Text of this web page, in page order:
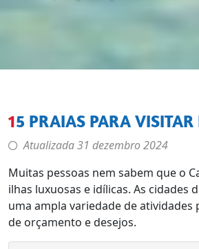
15 PRAIAS PARA
Atualizada31 dezembro 2024
Muitas pessoas nem sabem que o
ilhas luxuosas e idílicas. As cidades
uma ampla variedade de atividades
de orçamento e desejos.